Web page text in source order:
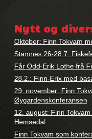
Tokvam
Nytt og
Oktober: Finn Tokvam
Stamnes 26-28.7:
Får Odd-Erik Lothe frå
28.2.: Finn-Erix med
29. november: Finn
Øygardenskonferansen
12. august: Finn
Hemsedal
Finn Tokvam som